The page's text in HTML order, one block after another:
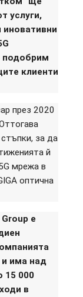
услуги,
подобрим
клиенти
през 2020
за да
й
мрежа в
оптична
е
има над
15 000
в